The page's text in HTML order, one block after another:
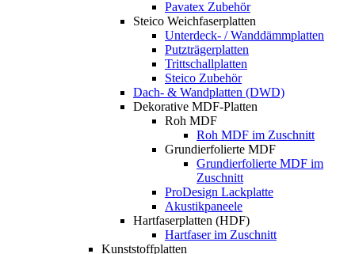
Pavatex Zubehör
Steico Weichfaserplatten
Unterdeck- / Wanddämmplatten
Putzträgerplatten
Trittschallplatten
Steico Zubehör
Dach- & Wandplatten (DWD)
Dekorative MDF-Platten
Roh MDF
Roh MDF im Zuschnitt
Grundierfolierte MDF
Grundierfolierte MDF im
Zuschnitt
ProDesign Lackplatte
Akustikpaneele
Hartfaserplatten (HDF)
Hartfaser im Zuschnitt
Kunststoffplatten